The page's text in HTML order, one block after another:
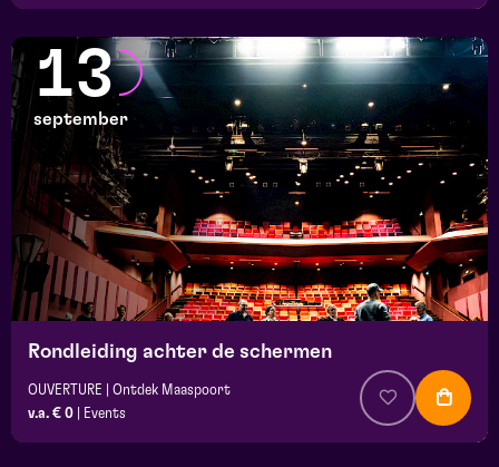
13
september
Rondleiding achter de schermen
OUVERTURE | Ontdek Maaspoort
v.a. € 0
Events